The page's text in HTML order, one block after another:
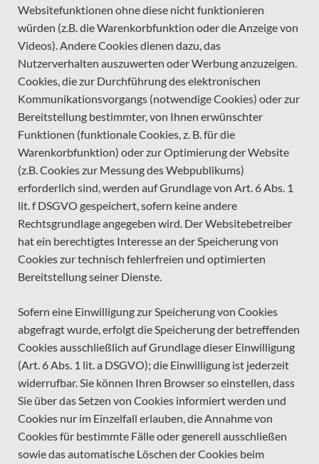
Websitefunktionen ohne diese nicht funktionieren
würden (z.B. die Warenkorbfunktion oder die Anzeige von
Videos). Andere Cookies dienen dazu, das
Nutzerverhalten auszuwerten oder Werbung anzuzeigen.
Cookies, die zur Durchführung des elektronischen
Kommunikationsvorgangs (notwendige Cookies) oder zur
Bereitstellung bestimmter, von Ihnen erwünschter
Funktionen (funktionale Cookies, z. B. für die
Warenkorbfunktion) oder zur Optimierung der Website
(z.B. Cookies zur Messung des Webpublikums)
erforderlich sind, werden auf Grundlage von Art. 6 Abs. 1
lit. f DSGVO gespeichert, sofern keine andere
Rechtsgrundlage angegeben wird. Der Websitebetreiber
hat ein berechtigtes Interesse an der Speicherung von
Cookies zur technisch fehlerfreien und optimierten
Bereitstellung seiner Dienste.
Sofern eine Einwilligung zur Speicherung von Cookies
abgefragt wurde, erfolgt die Speicherung der betreffenden
Cookies ausschließlich auf Grundlage dieser Einwilligung
(Art. 6 Abs. 1 lit. a DSGVO); die Einwilligung ist jederzeit
widerrufbar. Sie können Ihren Browser so einstellen, dass
Sie über das Setzen von Cookies informiert werden und
Cookies nur im Einzelfall erlauben, die Annahme von
Cookies für bestimmte Fälle oder generell ausschließen
sowie das automatische Löschen der Cookies beim